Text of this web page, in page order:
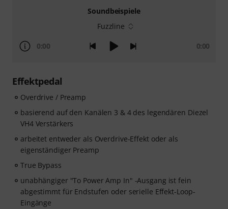
Soundbeispiele
Fuzzline
0:00 0:00
Effektpedal
Overdrive / Preamp
basierend auf den Kanälen 3 & 4 des legendären Diezel
VH4 Verstärkers
arbeitet entweder als Overdrive-Effekt oder als
eigenständiger Preamp
True Bypass
unabhängiger "To Power Amp In" -Ausgang ist fein
abgestimmt für Endstufen oder serielle Effekt-Loop-
Eingänge